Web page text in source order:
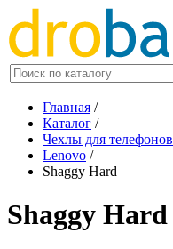
Главная /
Каталог /
Чехлы для телефонов
Lenovo /
Shaggy Hard
Shaggy Hard